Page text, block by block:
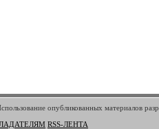
опубликованных материалов
RSS-ЛЕНТА